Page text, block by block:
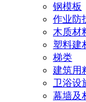
钢模板
作业防
木质材
塑料建
梯类
建筑用
卫浴设
幕墙及